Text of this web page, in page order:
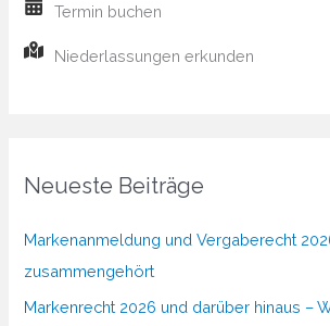
Termin buchen
Niederlassungen erkunden
Neueste Beiträge
Markenanmeldung und Vergaberecht
zusammengehört
Markenrecht 2026 und darüber hinaus –